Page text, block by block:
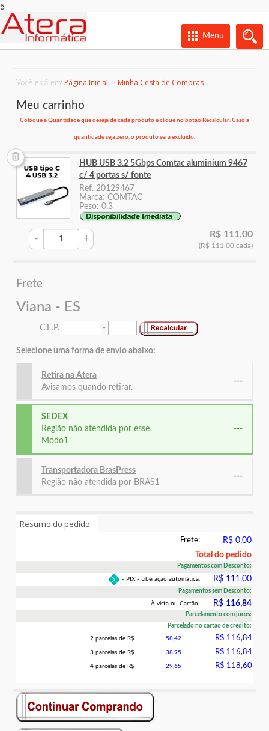
5
Menu
Você está em: Página Inicial Minha Cesta de Compras
Meu carrinho
Coloque a Quantidade que deseja de cada produto e clique no botão Recalcular. Caso a
quantidade seja zero, o produto será excluído.
HUB USB 3.2 5Gbps Comtac aluminium 9467
c/ 4 portas s/ fonte
Ref. 20129467
Marca: COMTAC
Peso: 0,3
- + R$ 111,00
(R$ 111,00 cada)
Frete
Viana - ES
C.E.P. -
Selecione uma forma de envio abaixo:
Retira na Atera
Avisamos quando retirar.
---
SEDEX
Região não atendida por esse
Modo1
---
Transportadora BrasPress
Região não atendida por BRAS1
---
Resumo do pedido
Frete:
R$ 0,00
Total do pedido
Pagamentos com Desconto:
- PIX - Liberação automática. R$ 111,00
Pagamentos sem Desconto:
À vista ou Cartão: R$ 116,84
Parcelamento com juros:
Parcelado no cartão de crédito:
2 parcelas de R$ 58,42 R$ 116,84
3 parcelas de R$ 38,95 R$ 116,84
4 parcelas de R$ 29,65 R$ 118,60